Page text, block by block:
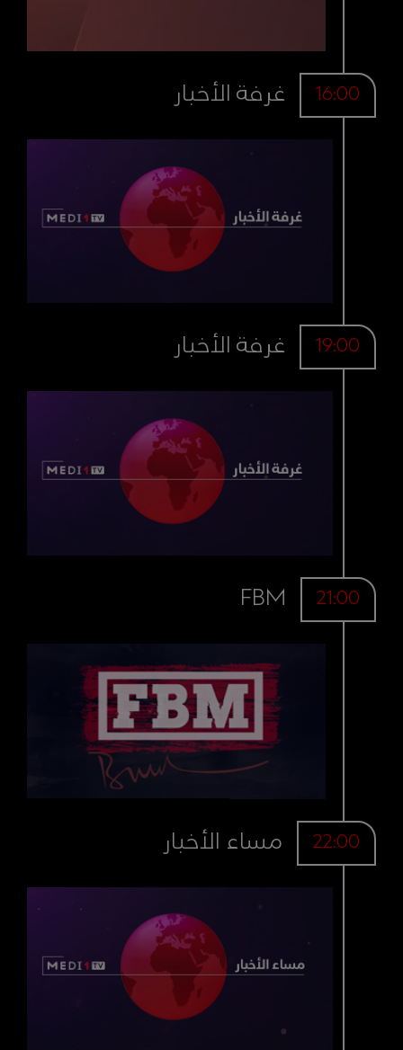
16:00 غرفة الأخبار
19:00 غرفة الأخبار
21:00
FBM
22:00 مساء الأخبار